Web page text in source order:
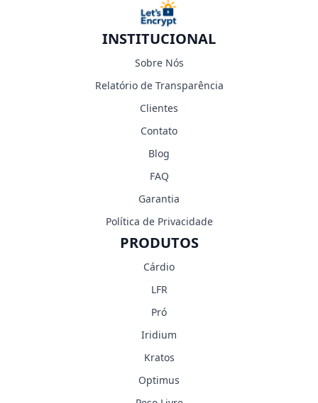
INSTITUCIONAL
Sobre Nós
Relatório de Transparência
Clientes
Contato
Blog
FAQ
Garantia
Política de Privacidade
PRODUTOS
Cárdio
LFR
Pró
Iridium
Kratos
Optimus